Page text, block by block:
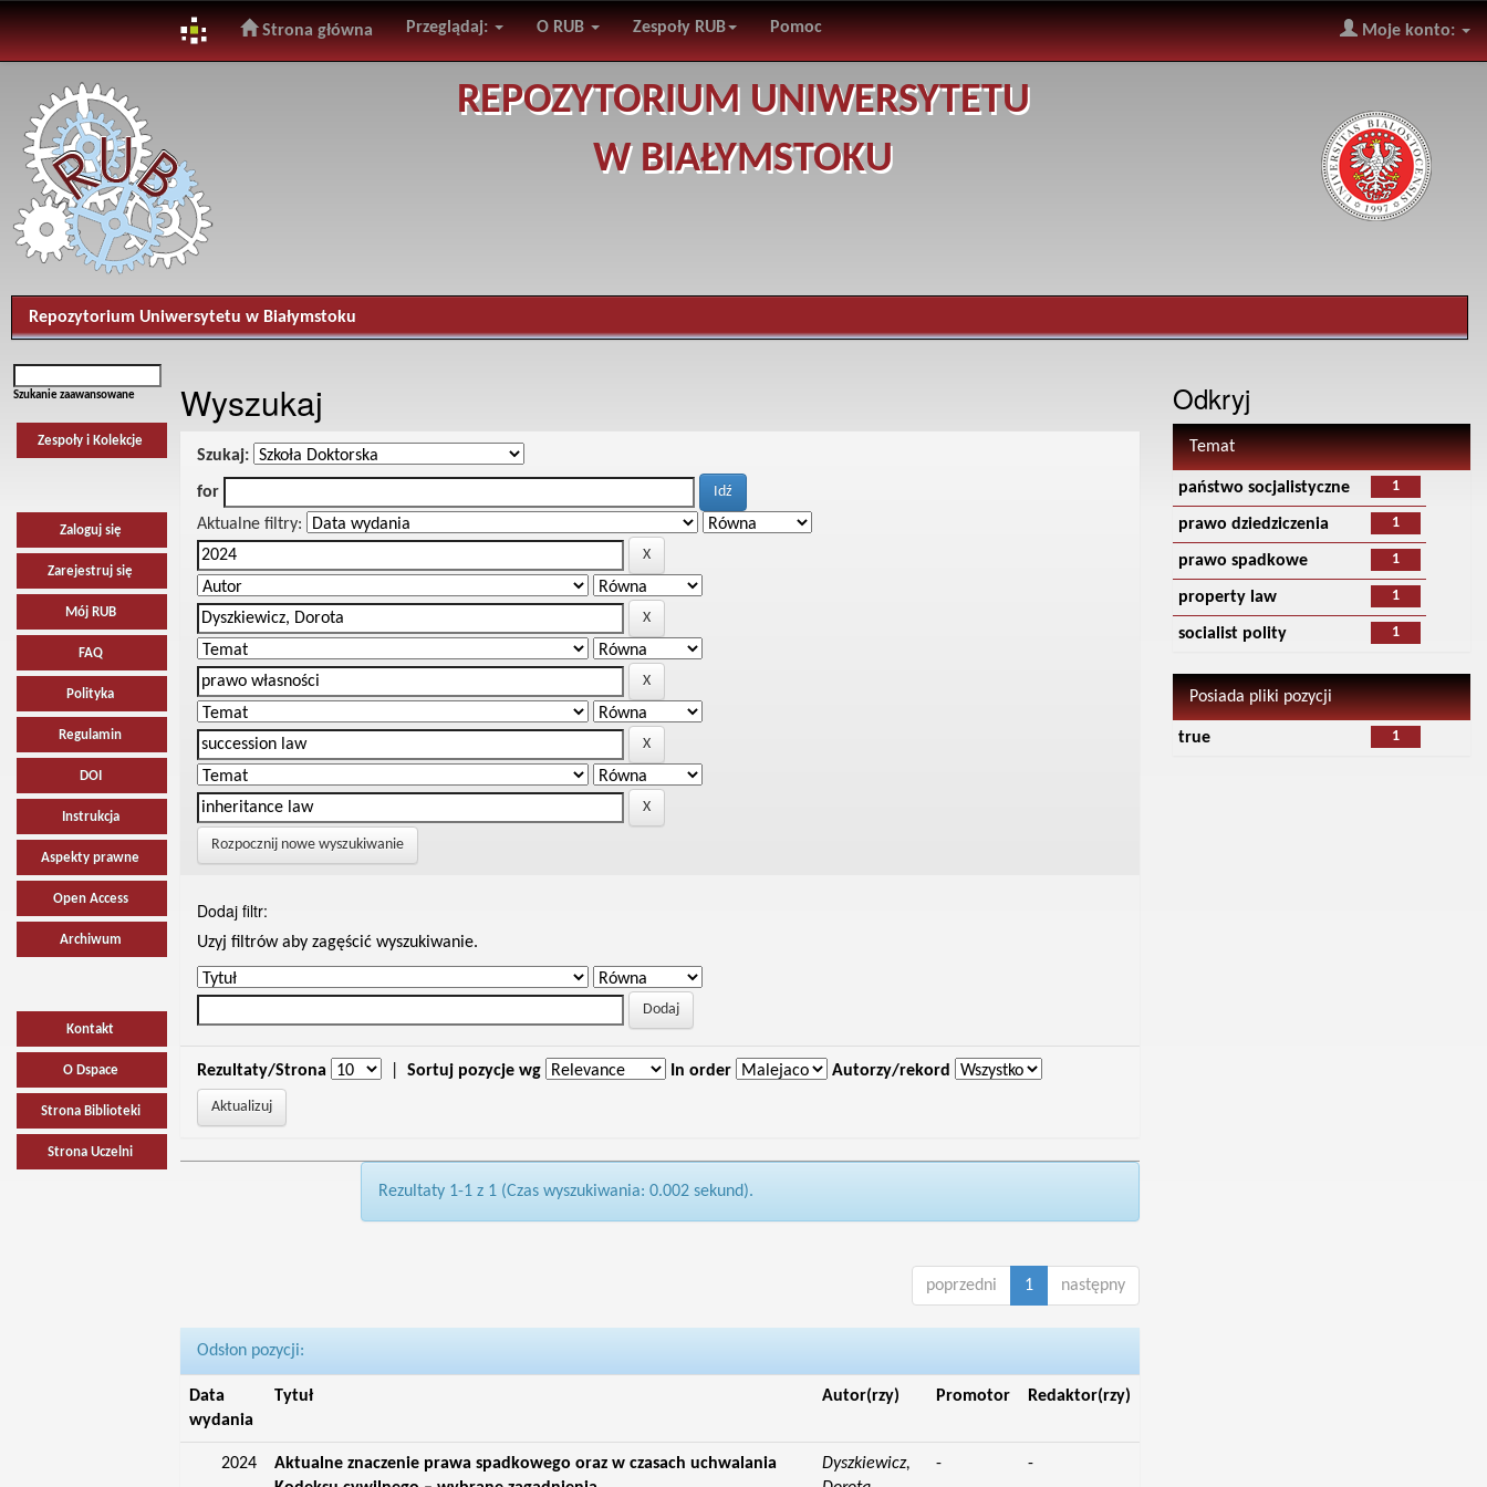
navigation
Strona główna Przeglądaj: O RUB Zespoły RUB Pomoc Moje konto:
REPOZYTORIUM UNIWERSYTETU
W BIAŁYMSTOKU
Repozytorium Uniwersytetu w Białymstoku
Szukanie zaawansowane
Zespoły i Kolekcje
Zaloguj się
Zarejestruj się
Mój RUB
FAQ
Polityka
Regulamin
DOI
Instrukcja
Aspekty prawne
Open Access
Archiwum
Kontakt
O Dspace
Strona Biblioteki
Strona Uczelni
Wyszukaj
Szukaj:
for
Aktualne filtry:
Rozpocznij nowe wyszukiwanie
Dodaj filtr:
Uzyj filtrów aby zagęścić wyszukiwanie.
Rezultaty/Strona Sortuj pozycje wg In order Autorzy/rekord
Rezultaty 1-1 z 1 (Czas wyszukiwania: 0.002 sekund).
poprzedni 1 następny
Odsłon pozycji:
Data
wydania
Tytuł Autor(rzy) Promotor Redaktor(rzy)
2024
Aktualne znaczenie prawa spadkowego oraz w czasach uchwalania
Dyszkiewicz,
- -
Odkryj
Temat
1
państwo socjalistyczne
1
prawo dziedziczenia
1
prawo spadkowe
1
property law
1
socialist polity
Posiada pliki pozycji
1
true